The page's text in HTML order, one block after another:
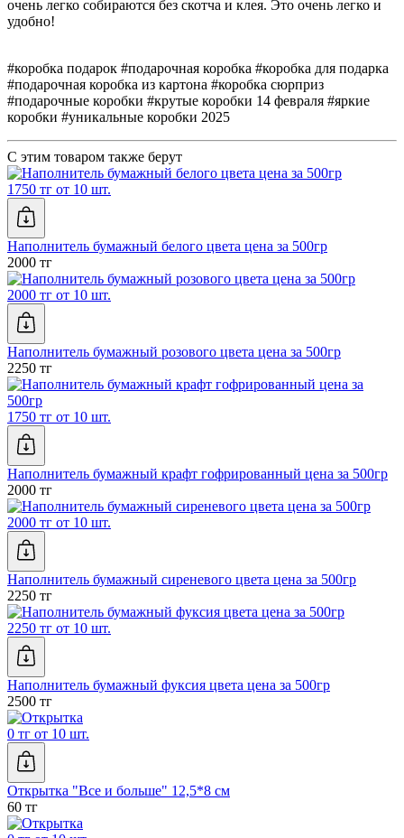
очень легко собираются без скотча и клея. Это очень легко и
удобно!
#коробка подарок #подарочная коробка #коробка для подарка
#подарочная коробка из картона #коробка сюрприз
#подарочные коробки #крутые коробки 14 февраля #яркие
коробки #уникальные коробки 2025
С этим товаром также берут
1750 тг от 10 шт.
Наполнитель бумажный белого цвета цена за 500гр
2000 тг
2000 тг от 10 шт.
Наполнитель бумажный розового цвета цена за 500гр
2250 тг
1750 тг от 10 шт.
Наполнитель бумажный крафт гофрированный цена за 500гр
2000 тг
2000 тг от 10 шт.
Наполнитель бумажный сиреневого цвета цена за 500гр
2250 тг
2250 тг от 10 шт.
Наполнитель бумажный фуксия цвета цена за 500гр
2500 тг
0 тг от 10 шт.
Открытка "Все и больше" 12,5*8 см
60 тг